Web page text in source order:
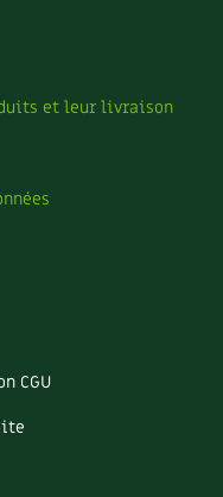
et leur livraison
CGU